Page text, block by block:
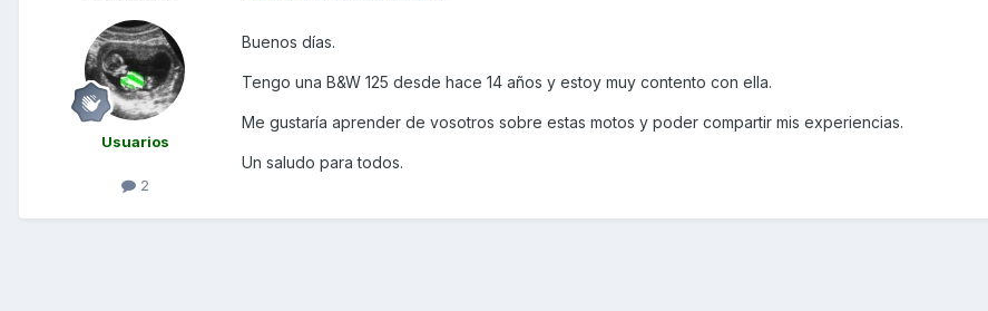
Usuarios
2
Buenos días.
Tengo una B&W 125 desde hace 14 años y estoy muy contento con ella.
Me gustaría aprender de vosotros sobre estas motos y poder compartir mis experiencias.
Un saludo para todos.